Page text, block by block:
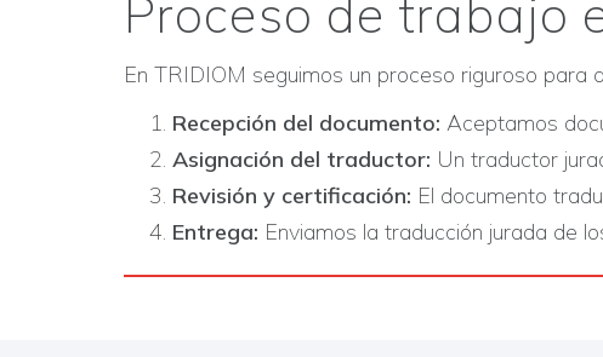
Proceso de trabajo
En TRIDIOM seguimos un proceso riguroso para
Recepción del documento: Aceptamos
Asignación del traductor: Un traductor
Revisión y certificación: El documento
Entrega: Enviamos la traducción jurada de